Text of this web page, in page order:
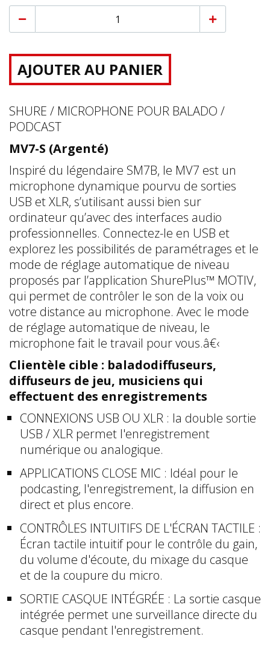
AJOUTER AU PANIER
SHURE / MICROPHONE POUR BALADO /
PODCAST
MV7-S (Argenté)
Inspiré du légendaire SM7B, le MV7 est un
microphone dynamique pourvu de sorties
USB et XLR, s’utilisant aussi bien sur
ordinateur qu’avec des interfaces audio
professionnelles. Connectez-le en USB et
explorez les possibilités de paramétrages et le
mode de réglage automatique de niveau
proposés par l’application ShurePlus™ MOTIV,
qui permet de contrôler le son de la voix ou
votre distance au microphone. Avec le mode
de réglage automatique de niveau, le
microphone fait le travail pour vous.â€‹
Clientèle cible : baladodiffuseurs,
diffuseurs de jeu, musiciens qui
effectuent des enregistrements
CONNEXIONS USB OU XLR : la double sortie
USB / XLR permet l'enregistrement
numérique ou analogique.
APPLICATIONS CLOSE MIC : Idéal pour le
podcasting, l'enregistrement, la diffusion en
direct et plus encore.
CONTRÔLES INTUITIFS DE L'ÉCRAN TACTILE :
Écran tactile intuitif pour le contrôle du gain,
du volume d'écoute, du mixage du casque
et de la coupure du micro.
SORTIE CASQUE INTÉGRÉE : La sortie casque
intégrée permet une surveillance directe du
casque pendant l'enregistrement.